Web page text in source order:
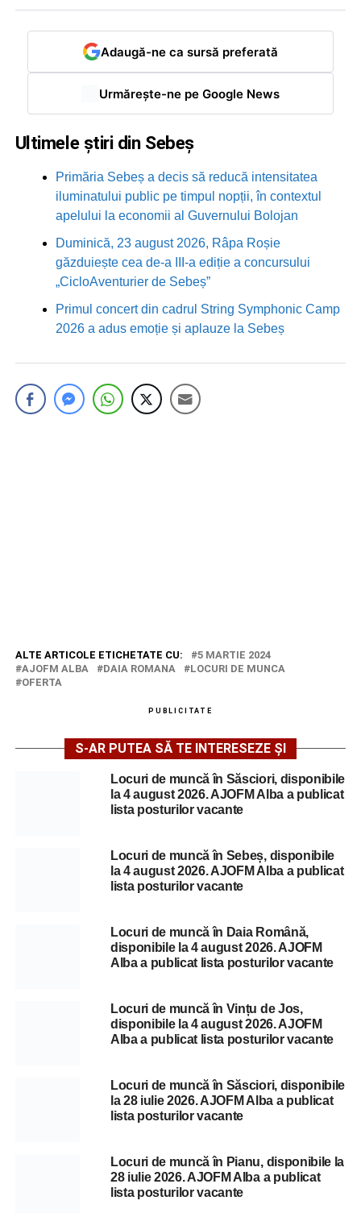
Adaugă-ne ca sursă preferată
Urmărește-ne pe Google News
Ultimele știri din Sebeș
Primăria Sebeș a decis să reducă intensitatea
iluminatului public pe timpul nopții, în contextul
apelului la economii al Guvernului Bolojan
Duminică, 23 august 2026, Râpa Roșie
găzduiește cea de-a III-a ediție a concursului
„CicloAventurier de Sebeș”
Primul concert din cadrul String Symphonic Camp
2026 a adus emoție și aplauze la Sebeș
ALTE ARTICOLE ETICHETATE CU:
5 MARTIE 2024
AJOFM ALBA
DAIA ROMANA
LOCURI DE MUNCA
OFERTA
PUBLICITATE
S-AR PUTEA SĂ TE INTERESEZE ȘI
Locuri de muncă în Săsciori, disponibile
la 4 august 2026. AJOFM Alba a publicat
lista posturilor vacante
Locuri de muncă în Sebeș, disponibile
la 4 august 2026. AJOFM Alba a publicat
lista posturilor vacante
Locuri de muncă în Daia Română,
disponibile la 4 august 2026. AJOFM
Alba a publicat lista posturilor vacante
Locuri de muncă în Vințu de Jos,
disponibile la 4 august 2026. AJOFM
Alba a publicat lista posturilor vacante
Locuri de muncă în Săsciori, disponibile
la 28 iulie 2026. AJOFM Alba a publicat
lista posturilor vacante
Locuri de muncă în Pianu, disponibile la
28 iulie 2026. AJOFM Alba a publicat
lista posturilor vacante